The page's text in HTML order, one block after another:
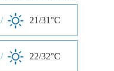
/ 21/31°C
/ 22/32°C